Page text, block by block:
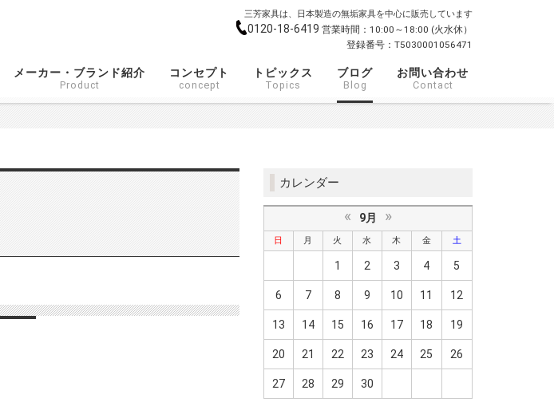
三芳家具は、日本製造の無垢家具を中心に販売しています
0120-18-6419 営業時間：10:00～18:00 (火水休）
登録番号：T5030001056471
メーカー・ブランド紹介
Product
コンセプト
concept
トピックス
Topics
ブログ
Blog
お問い合わせ
Contact
カレンダー
« 9月 »
日 月 火 水 木 金 土
1 2 3 4 5
6 7 8 9 10 11 12
13 14 15 16 17 18 19
20 21 22 23 24 25 26
27 28 29 30